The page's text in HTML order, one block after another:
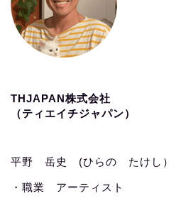
THJAPAN株式会社
（ティエイチジャパン）
平野 岳史 (ひらの たけし）
・職業 アーティスト